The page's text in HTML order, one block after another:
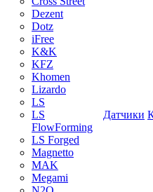
Dezent
Dotz
iFree
K&K
KFZ
Khomen
Lizardo
LS
LS
FlowForming
LS Forged
Magnetto
MAK
Megami
Датчики